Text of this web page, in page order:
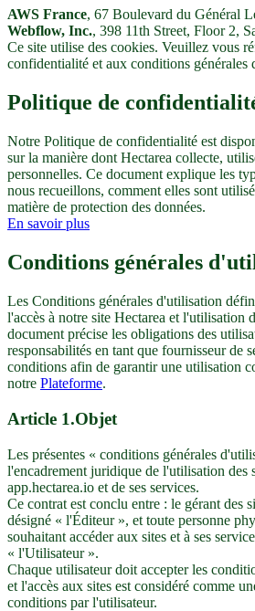
AWS France, 67 Boulevard du Général
Webflow, Inc., 398 11th Street, Floor 2,
Ce site utilise des cookies. Veuillez vous
confidentialité et aux conditions générales
Politique de
Notre Politique de confidentialité est
sur la manière dont Hectarea collecte,
personnelles. Ce document explique les
nous recueillons, comment elles sont
matière de protection des données.
En savoir plus
Conditions générales
Les Conditions générales d'utilisation
l'accès à notre site Hectarea et l'utilisation
document précise les obligations des
responsabilités en tant que fournisseur de
conditions afin de garantir une utilisation
notre Plateforme.
Article 1.Objet
Les présentes « conditions générales
l'encadrement juridique de l'utilisation des
app.hectarea.io et de ses services.
Ce contrat est conclu entre : le gérant des
désigné « l'Éditeur », et toute personne
souhaitant accéder aux sites et à ses
« l'Utilisateur ».
Chaque utilisateur doit accepter les
et l'accès aux sites est considéré comme
conditions par l'utilisateur.